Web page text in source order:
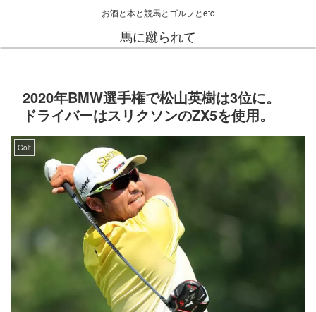
お酒と本と競馬とゴルフとetc
馬に蹴られて
2020年BMW選手権で松山英樹は3位に。
ドライバーはスリクソンのZX5を使用。
Golf